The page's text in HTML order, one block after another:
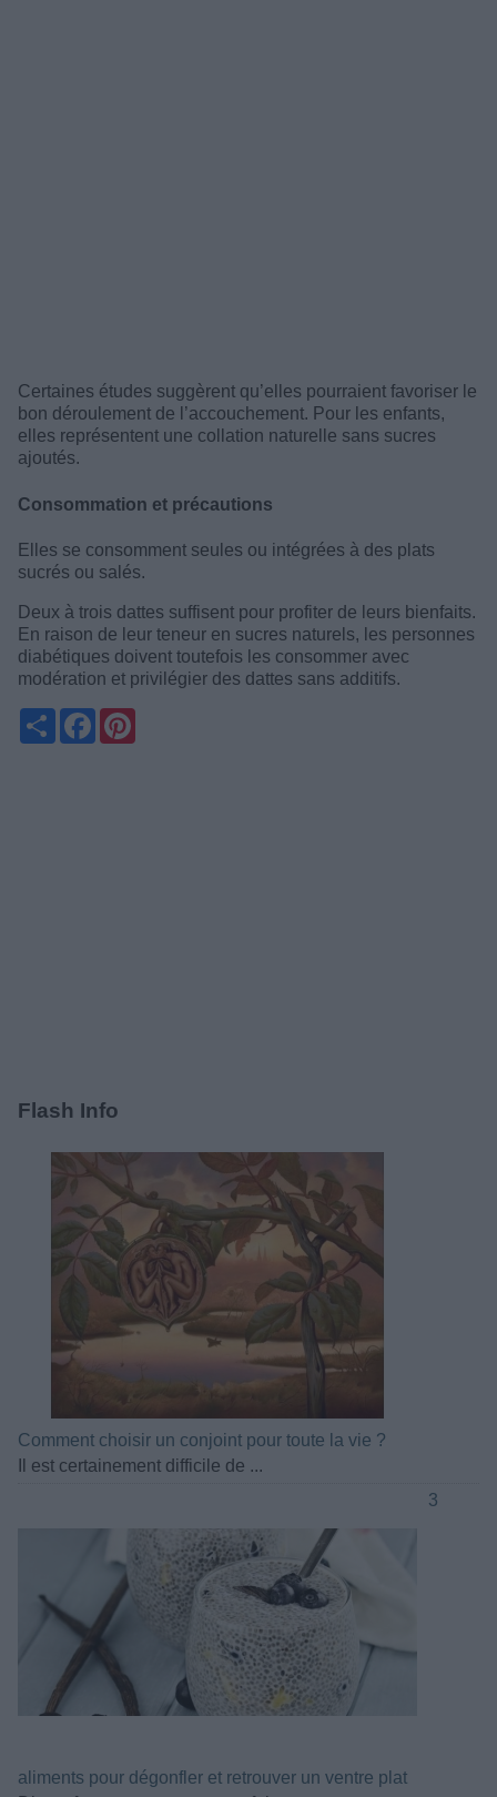
Certaines études suggèrent qu’elles pourraient favoriser le
bon déroulement de l’accouchement. Pour les enfants,
elles représentent une collation naturelle sans sucres
ajoutés.
Consommation et précautions
Elles se consomment seules ou intégrées à des plats
sucrés ou salés.
Deux à trois dattes suffisent pour profiter de leurs bienfaits.
En raison de leur teneur en sucres naturels, les personnes
diabétiques doivent toutefois les consommer avec
modération et privilégier des dattes sans additifs.
PartagerFacebook
Flash Info
Comment choisir un conjoint pour toute la vie ?
Il est certainement difficile de ...
3
aliments pour dégonfler et retrouver un ventre plat